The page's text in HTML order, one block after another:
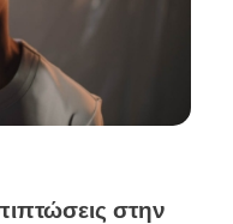
στην